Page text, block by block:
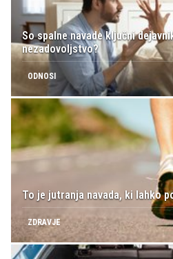
So spalne navade ključni
nezadovoljstvo?
ODNOSI
To je jutranja navada, ki lahko
ZDRAVJE